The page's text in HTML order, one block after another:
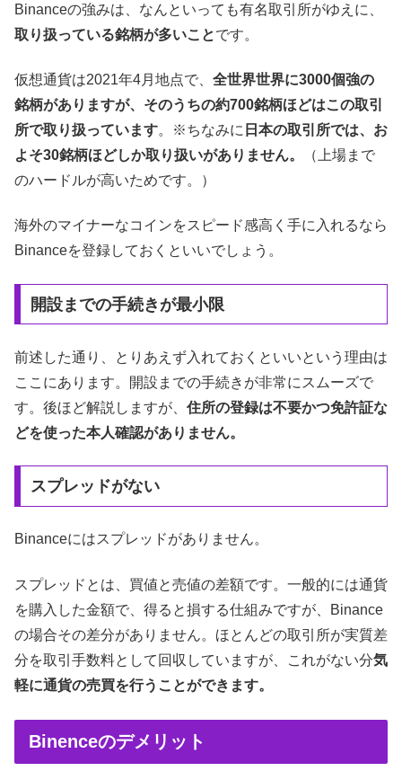
Binanceの強みは、なんといっても有名取引所がゆえに、
取り扱っている銘柄が多いことです。
仮想通貨は2021年4月地点で、 全世界世界に3000個強の
銘柄がありますが、そのうちの約700銘柄ほどはこの取引
所で取り扱っています。※ちなみに 日本の取引所では、お
よそ30銘柄ほどしか取り扱いがありません。
（上場まで
のハードルが高いためです。）
海外のマイナーなコインをスピード感高く手に入れるなら
Binanceを登録しておくといいでしょう。
開設までの手続きが最小限
前述した通り、とりあえず入れておくといいという理由は
ここにあります。開設までの手続きが非常にスムーズで
す。後ほど解説しますが、 住所の登録は不要かつ免許証な
どを使った本人確認がありません。
スプレッドがない
Binanceにはスプレッドがありません。
スプレッドとは、買値と売値の差額です。一般的には通貨
を購入した金額で、得ると損する仕組みですが、Binance
の場合その差分がありません。ほとんどの取引所が実質差
分を取引手数料として回収していますが、これがない分気
軽に通貨の売買を行うことができます。
Binenceのデメリット